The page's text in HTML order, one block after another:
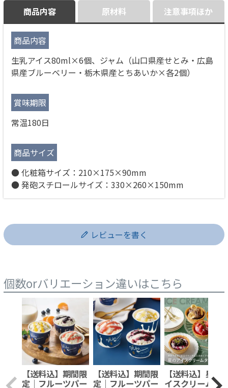
商品内容
商品内容
生乳アイス80ml×6個、ジャム（山口県産せとみ・広島
県産ブルーベリー・栃木県産とちあいか×各2個）
賞味期限
常温180日
商品サイズ
● 化粧箱サイズ：210×175×90mm
● 発砲スチロールサイズ：330×260×150mm
原材料 注意事項ほか
レビューを書く
個数orバリエーション違いはこちら
【送料込】期間限
定｜フルーツパー
【送料込】期間限
定｜フルーツパー
【送料込】星の
イスクリームタ